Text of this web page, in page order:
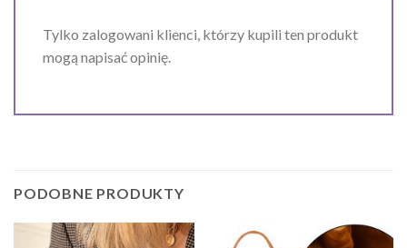
Tylko zalogowani klienci, którzy kupili ten produkt
mogą napisać opinię.
PODOBNE PRODUKTY